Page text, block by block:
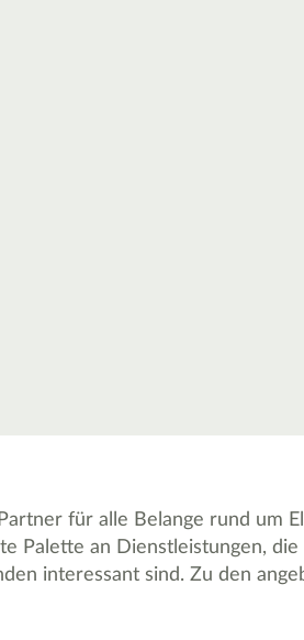
für alle Belange rund um
Palette an Dienstleistungen,
interessant sind. Zu den